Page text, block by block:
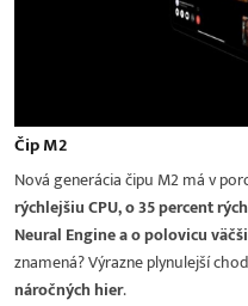
Čip M2
Nová generácia čipu M2 má v
rýchlejšiu CPU, o 35 percent
Neural Engine a o polovicu
znamená? Výrazne plynulejší
náročných hier.